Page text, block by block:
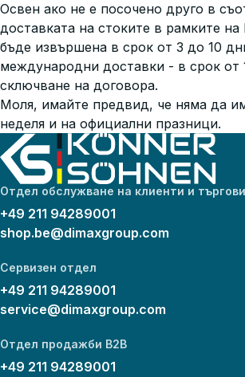
Освен ако не е посочено друго в
доставката на стоките в рамките
бъде извършена в срок от 3 до 10
международни доставки - в срок от
сключване на договора.
Моля, имайте предвид, че няма да
неделя и на официални празници.
Отдел обслужване на клиенти и
+49 211 94289001
shop.be@dimaxgroup.com
Сервизен отдел
+49 211 94289001
service@dimaxgroup.com
Отдел продажби B2B
+49 211 94289001